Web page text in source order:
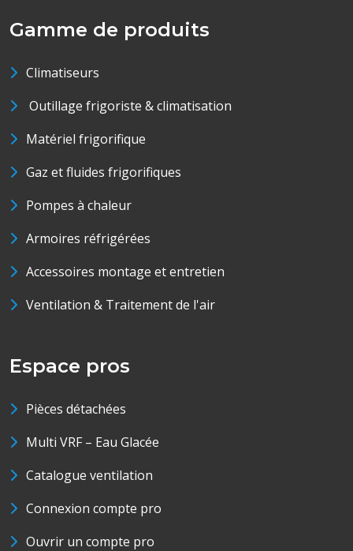
Gamme de produits
Climatiseurs
Outillage frigoriste & climatisation
Matériel frigorifique
Gaz et fluides frigorifiques
Pompes à chaleur
Armoires réfrigérées
Accessoires montage et entretien
Ventilation & Traitement de l'air
Espace pros
Pièces détachées
Multi VRF – Eau Glacée
Catalogue ventilation
Connexion compte pro
Ouvrir un compte pro